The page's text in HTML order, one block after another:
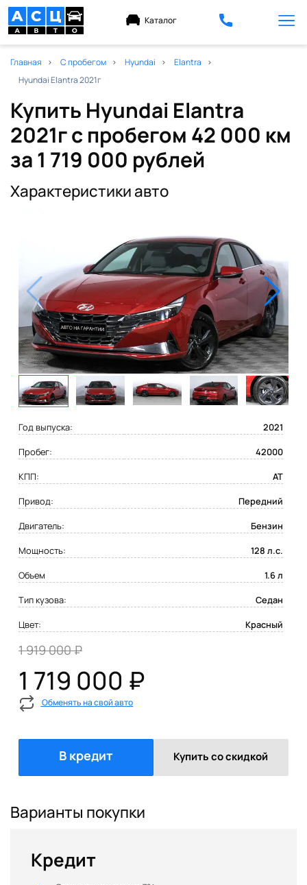
Каталог
Главная С пробегом Hyundai
Elantra
Hyundai Elantra 2021г
Купить Hyundai Elantra
2021г с пробегом 42 000 км
за 1 719 000 рублей
Характеристики авто
Год выпуска:
2021
Пробег:
42000
КПП:
AT
Привод:
Передний
Двигатель:
Бензин
Мощность:
128 л.с.
Объем
1.6 л
Тип кузова:
Седан
Цвет:
Красный
1 919 000 ₽
1 719 000 ₽
Обменять на свой авто
В кредит Купить со скидкой
Варианты покупки
Кредит